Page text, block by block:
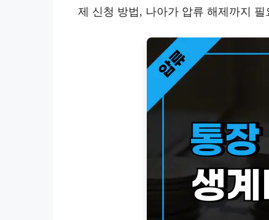
제 신청 방법, 나아가 압류 해제까지